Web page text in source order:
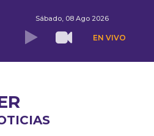
Sábado, 08 Ago 2026
EN VIVO